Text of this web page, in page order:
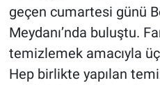
geçen cumartesi günü
Meydanı’nda buluştu.
temizlemek amacıyla
Hep birlikte yapılan